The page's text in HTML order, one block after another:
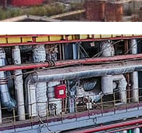
интегрированной